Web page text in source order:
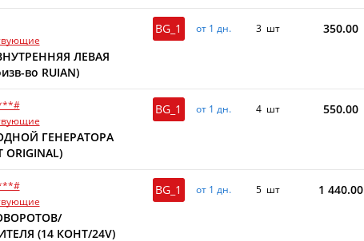
ЛЕВАЯ
во RUIAN)
BG_1 от 1 дн. 3 шт 350.00
ГЕНЕРАТОРА
BG_1 от 1 дн. 4 шт 550.00
(14 КОНТ/24V)
BG_1 от 1 дн. 5 шт 1 440.00